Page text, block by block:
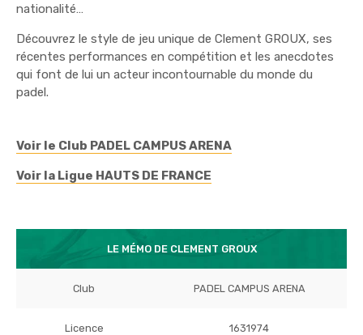
nationalité…
Découvrez le style de jeu unique de Clement GROUX, ses
récentes performances en compétition et les anecdotes
qui font de lui un acteur incontournable du monde du
padel.
Voir le Club PADEL CAMPUS ARENA
Voir la Ligue HAUTS DE FRANCE
LE MÉMO DE CLEMENT GROUX
Club PADEL CAMPUS ARENA
Licence 1631974